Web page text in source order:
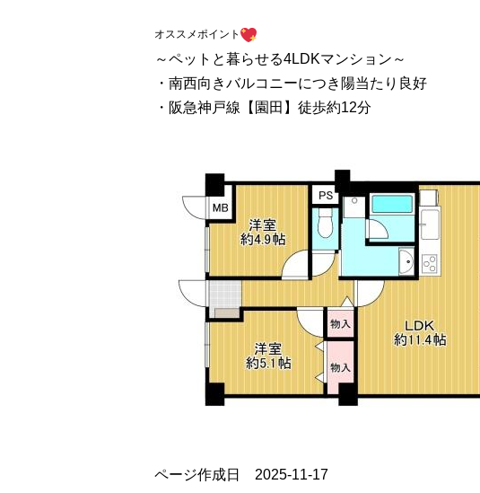
オススメポイント
～ペットと暮らせる4LDKマンション～
・南西向きバルコニーにつき陽当たり良好
・阪急神戸線【園田】徒歩約12分
ページ作成日 2025-11-17